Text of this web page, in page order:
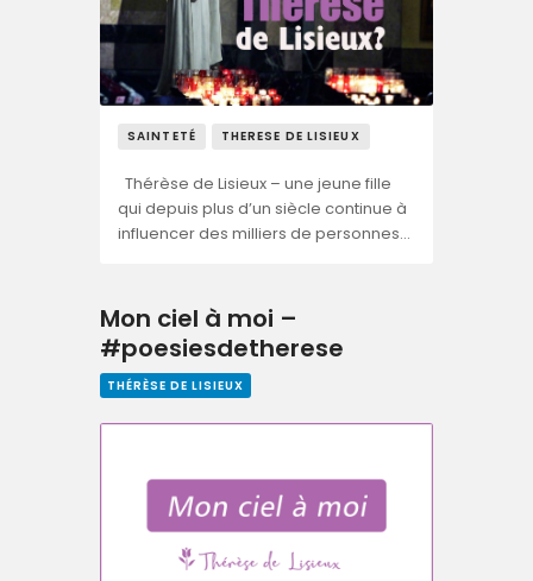
SAINTETÉ THERESE DE LISIEUX
Thérèse de Lisieux – une jeune fille
qui depuis plus d’un siècle continue à
influencer des milliers de personnes…
Mon ciel à moi –
#poesiesdetherese
THÉRÈSE DE LISIEUX